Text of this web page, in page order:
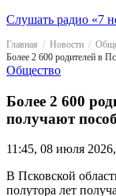
Слушать радио «7
Главная Новости
Общество
Более 2 600
получают
11:45, 08 июля
В Псковской
полутора лет